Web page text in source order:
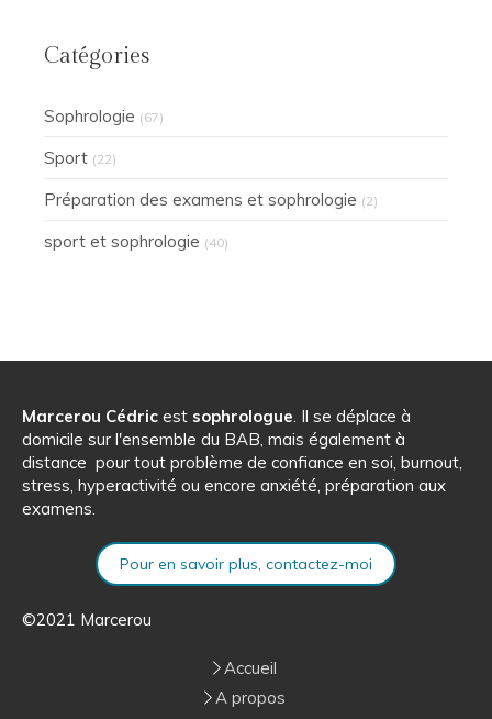
Catégories
Sophrologie (67)
Sport (22)
Préparation des examens et sophrologie (2)
sport et sophrologie (40)
Marcerou Cédric est sophrologue. Il se déplace à
domicile sur l'ensemble du BAB, mais également à
distance pour tout problème de confiance en soi, burnout,
stress, hyperactivité ou encore anxiété, préparation aux
examens.
Pour en savoir plus, contactez-moi
©2021 Marcerou
Accueil
A propos